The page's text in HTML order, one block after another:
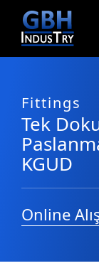
Fittings
Tek
KGUD
Online